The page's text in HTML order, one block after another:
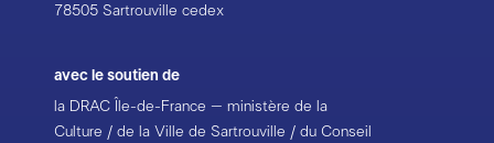
78505 Sartrouville cedex
avec le soutien de
la DRAC Île-de-France – ministère de la
Culture / de la Ville de Sartrouville / du Conseil